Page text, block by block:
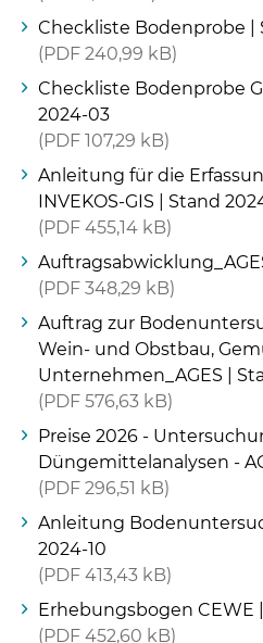
Checkliste Bodenprobe |
PDF 240,99 kB
Checkliste Bodenprobe
2024-03
PDF 107,29 kB
Anleitung für die
INVEKOS-GIS | Stand
PDF 455,14 kB
PDF 348,29 kB
Auftrag zur
Wein- und Obstbau,
Unternehmen_AGES |
PDF 576,63 kB
Preise 2026 -
Düngemittelanalysen -
PDF 296,51 kB
Anleitung
2024-10
PDF 413,43 kB
Erhebungsbogen CEWE
PDF 452,60 kB